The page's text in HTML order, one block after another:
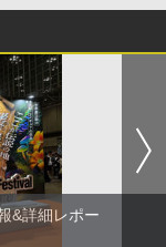
&詳細レポー